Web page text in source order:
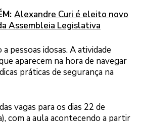
Alexandre Curi é eleito novo
Assembleia Legislativa
pessoas idosas. A atividade
aparecem na hora de navegar
práticas de segurança na
vagas para os dias 22 de
com a aula acontecendo a partir